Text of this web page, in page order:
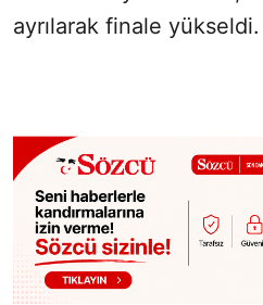
ayrılarak finale yükseldi.